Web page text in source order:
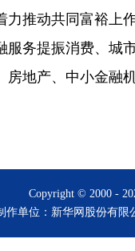
推动共同富裕
务提振消费、
地产、中小金
Copyright © 2000 -
作单位：新华网股份有